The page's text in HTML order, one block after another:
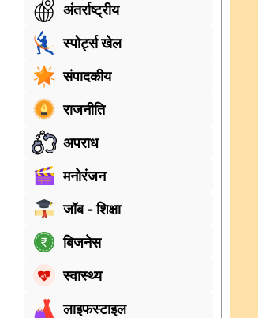
अंतर्राष्ट्रीय
स्पोर्ट्स खेल
संपादकीय
राजनीति
अपराध
मनोरंजन
जॉब - शिक्षा
बिजनेस
स्वास्थ्य
लाइफस्टाइल